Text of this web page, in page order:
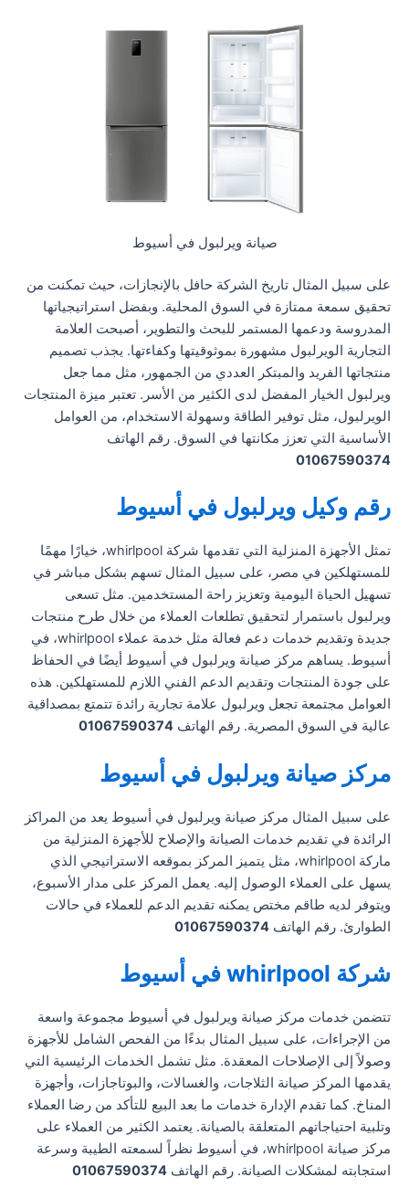
صيانة ويرلبول في أسيوط
على سبيل المثال تاريخ الشركة حافل بالإنجازات، حيث تمكنت من
تحقيق سمعة ممتازة في السوق المحلية. وبفضل استراتيجياتها
المدروسة ودعمها المستمر للبحث والتطوير، أصبحت العلامة
التجارية الويرلبول مشهورة بموثوقيتها وكفاءتها. يجذب تصميم
منتجاتها الفريد والمبتكر العددي من الجمهور، مثل مما جعل
ويرلبول الخيار المفضل لدى الكثير من الأسر. تعتبر ميزة المنتجات
الويرلبول، مثل توفير الطاقة وسهولة الاستخدام، من العوامل
الأساسية التي تعزز مكانتها في السوق. رقم الهاتف
01067590374
رقم وكيل ويرلبول في أسيوط
تمثل الأجهزة المنزلية التي تقدمها شركة whirlpool، خيارًا مهمًا
للمستهلكين في مصر، على سبيل المثال تسهم بشكل مباشر في
تسهيل الحياة اليومية وتعزيز راحة المستخدمين. مثل تسعى
ويرلبول باستمرار لتحقيق تطلعات العملاء من خلال طرح منتجات
جديدة وتقديم خدمات دعم فعالة مثل خدمة عملاء whirlpool، في
أسيوط. يساهم مركز صيانة ويرلبول في أسيوط أيضًا في الحفاظ
على جودة المنتجات وتقديم الدعم الفني اللازم للمستهلكين. هذه
العوامل مجتمعة تجعل ويرلبول علامة تجارية رائدة تتمتع بمصداقية
عالية في السوق المصرية. رقم الهاتف 01067590374
مركز صيانة ويرلبول في أسيوط
على سبيل المثال مركز صيانة ويرلبول في أسيوط يعد من المراكز
الرائدة في تقديم خدمات الصيانة والإصلاح للأجهزة المنزلية من
ماركة whirlpool، مثل يتميز المركز بموقعه الاستراتيجي الذي
يسهل على العملاء الوصول إليه. يعمل المركز على مدار الأسبوع،
ويتوفر لديه طاقم مختص يمكنه تقديم الدعم للعملاء في حالات
الطوارئ. رقم الهاتف 01067590374
شركة whirlpool في أسيوط
تتضمن خدمات مركز صيانة ويرلبول في أسيوط مجموعة واسعة
من الإجراءات، على سبيل المثال بدءًا من الفحص الشامل للأجهزة
وصولاً إلى الإصلاحات المعقدة. مثل تشمل الخدمات الرئيسية التي
يقدمها المركز صيانة الثلاجات، والغسالات، والبوتاجازات، وأجهزة
المناخ. كما تقدم الإدارة خدمات ما بعد البيع للتأكد من رضا العملاء
وتلبية احتياجاتهم المتعلقة بالصيانة. يعتمد الكثير من العملاء على
مركز صيانة whirlpool، في أسيوط نظراً لسمعته الطيبة وسرعة
استجابته لمشكلات الصيانة. رقم الهاتف 01067590374